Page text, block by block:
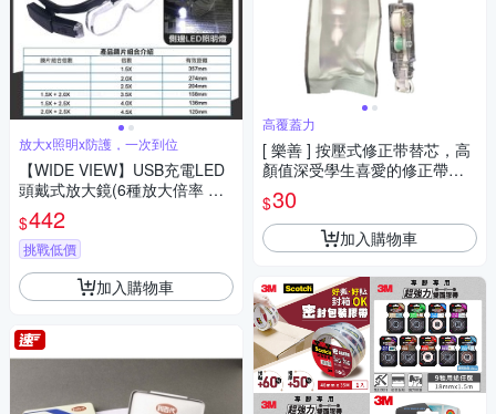
放大x照明x防護，一次到位
【WIDE VIEW】USB充電LED
頭戴式放大鏡(6種放大倍率 維
修放大鏡 免手持放大鏡/11642
DC)
$442
挑戰低價
加入購物車
高覆蓋力
[ 樂善 ] 按壓式修正带替芯，高
顏值深受學生喜愛的修正帶、
攜帶方便高覆蓋率
$30
加入購物車